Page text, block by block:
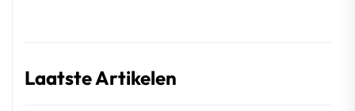
Laatste Artikelen